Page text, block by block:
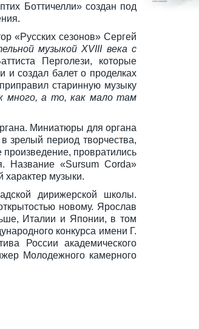
Боттичелли» создан под
«Русских сезонов» Сергей
музыкой XVIII века с
Перголези, которые
и создал балет о проделках
старинную музыку
много, а то, как мало там
Миниатюры для органа
зрелый период творчества,
провратились
Название «Sursum Corda»
характер музыки.
дирижерской школы.
новому. Ярослав
Италии и Японии, в том
конкурса имени Г.
России академического
Молодежного камерного